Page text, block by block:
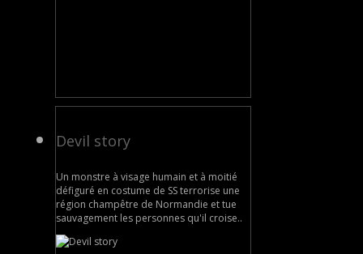
Devil story
Un monstre à visage humain et à moitié
défiguré en costume de SS terrorise une
région champêtre de Normandie et tue
sauvagement les personnes qu'il croise..